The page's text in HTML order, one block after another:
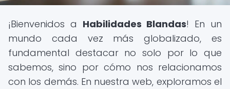
¡Bienvenidos a Habilidades Blandas! En un
mundo cada vez más globalizado, es
fundamental destacar no solo por lo que
sabemos, sino por cómo nos relacionamos
con los demás. En nuestra web, exploramos el